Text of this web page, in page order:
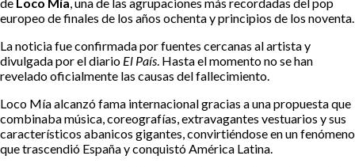
europeo de finales de los años ochenta y principios de los noventa.
La noticia fue confirmada por fuentes cercanas al artista y
divulgada por el diario El País. Hasta el momento no se han
revelado oficialmente las causas del fallecimiento.
Loco Mía alcanzó fama internacional gracias a una propuesta que
combinaba música, coreografías, extravagantes vestuarios y sus
característicos abanicos gigantes, convirtiéndose en un fenómeno
que trascendió España y conquistó América Latina.